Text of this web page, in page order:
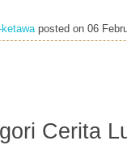
ketawaposted on 06
Cerita